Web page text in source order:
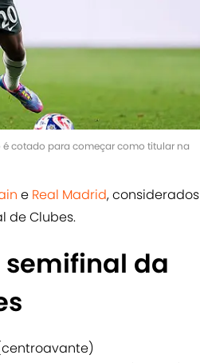
cotado para começar como titular na
e Real Madrid, considerados
de Clubes.
da